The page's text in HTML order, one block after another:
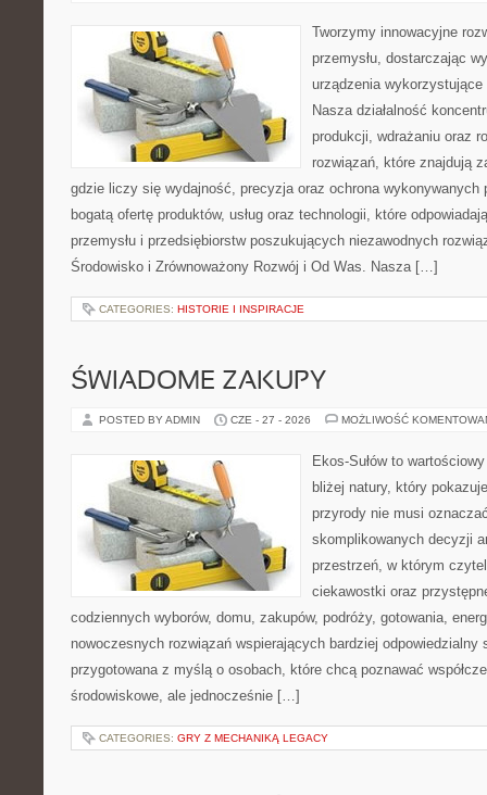
Tworzymy innowacyjne
przemysłu, dostarczając
urządzenia
Nasza działalność
produkcji, wdrażaniu oraz
rozwiązań, które znajdują
gdzie liczy się wydajność, precyzja oraz ochrona wykonywanych
bogatą ofertę produktów, usług oraz technologii, które
przemysłu i przedsiębiorstw poszukujących niezawodnych
Środowisko i Zrównoważony Rozwój i Od Was. Nasza […]
CATEGORIES: HISTORIE I INSPIRACJE
ŚWIADOME ZAKUPY
POSTED BY ADMIN CZE - 27 - 2026 MOŻLIWOŚĆ
Ekos-Sułów to
bliżej natury, który
przyrody nie musi
skomplikowanych decyzji
przestrzeń, w którym
ciekawostki oraz
codziennych wyborów, domu, zakupów, podróży, gotowania,
nowoczesnych rozwiązań wspierających bardziej odpowiedzialny
przygotowana z myślą o osobach, które chcą poznawać
środowiskowe, ale jednocześnie […]
CATEGORIES: GRY Z MECHANIKĄ LEGACY